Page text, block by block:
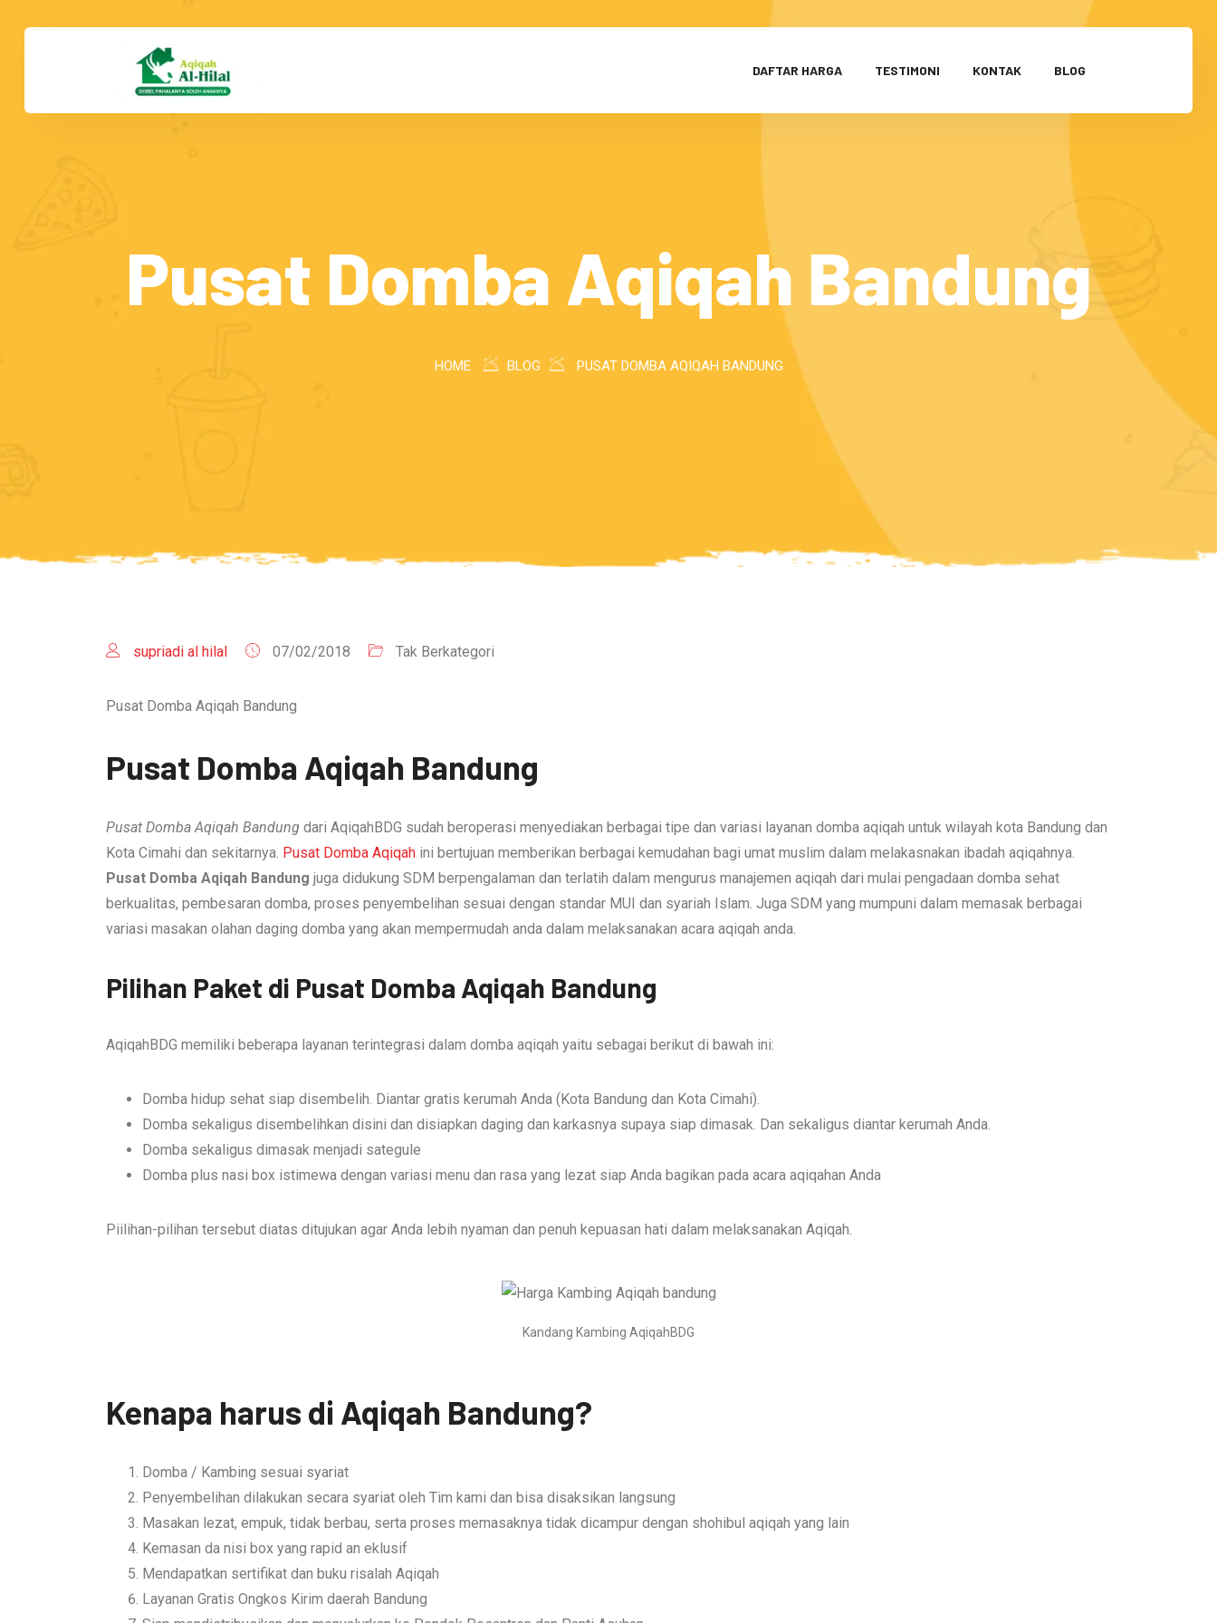
DAFTAR HARGA TESTIMONI KONTAK BLOG
Pusat Domba Aqiqah Bandung
HOME BLOG PUSAT DOMBA AQIQAH BANDUNG
supriadi al hilal 07/02/2018 Tak Berkategori
Pusat Domba Aqiqah Bandung
Pusat Domba Aqiqah Bandung
Pusat Domba Aqiqah Bandung dari AqiqahBDG sudah beroperasi menyediakan berbagai tipe dan variasi layanan domba aqiqah untuk wilayah kota Bandung dan
Kota Cimahi dan sekitarnya. Pusat Domba Aqiqah ini bertujuan memberikan berbagai kemudahan bagi umat muslim dalam melakasnakan ibadah aqiqahnya.
Pusat Domba Aqiqah Bandung juga didukung SDM berpengalaman dan terlatih dalam mengurus manajemen aqiqah dari mulai pengadaan domba sehat
berkualitas, pembesaran domba, proses penyembelihan sesuai dengan standar MUI dan syariah Islam. Juga SDM yang mumpuni dalam memasak berbagai
variasi masakan olahan daging domba yang akan mempermudah anda dalam melaksanakan acara aqiqah anda.
Pilihan Paket di Pusat Domba Aqiqah Bandung
AqiqahBDG memiliki beberapa layanan terintegrasi dalam domba aqiqah yaitu sebagai berikut di bawah ini:
Domba hidup sehat siap disembelih. Diantar gratis kerumah Anda (Kota Bandung dan Kota Cimahi).
Domba sekaligus disembelihkan disini dan disiapkan daging dan karkasnya supaya siap dimasak. Dan sekaligus diantar kerumah Anda.
Domba sekaligus dimasak menjadi sategule
Domba plus nasi box istimewa dengan variasi menu dan rasa yang lezat siap Anda bagikan pada acara aqiqahan Anda
Piilihan-pilihan tersebut diatas ditujukan agar Anda lebih nyaman dan penuh kepuasan hati dalam melaksanakan Aqiqah.
Kandang Kambing AqiqahBDG
Kenapa harus di Aqiqah Bandung?
Domba / Kambing sesuai syariat
Penyembelihan dilakukan secara syariat oleh Tim kami dan bisa disaksikan langsung
Masakan lezat, empuk, tidak berbau, serta proses memasaknya tidak dicampur dengan shohibul aqiqah yang lain
Kemasan da nisi box yang rapid an eklusif
Mendapatkan sertifikat dan buku risalah Aqiqah
Layanan Gratis Ongkos Kirim daerah Bandung